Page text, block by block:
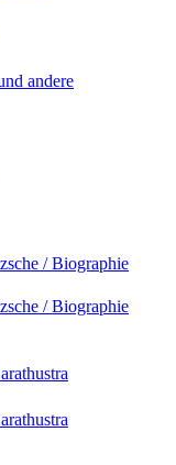
andere
/ Biographie
/ Biographie